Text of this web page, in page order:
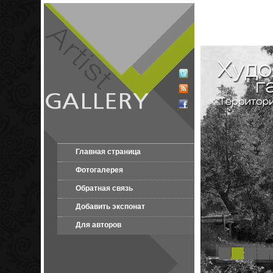
Главная страница
Фотогалерея
Обратная связь
Добавить экспонат
Для авторов